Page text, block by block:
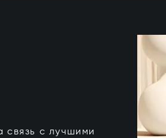
с лучшими